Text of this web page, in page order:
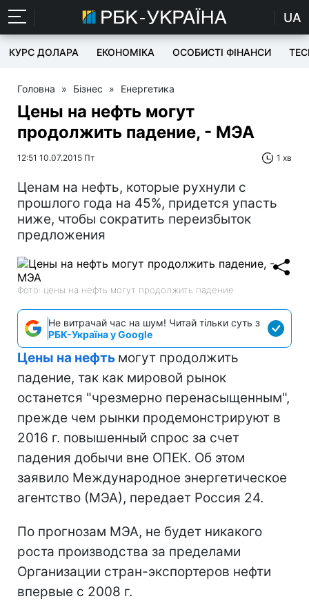
UA
КУРС ДОЛАРА ЕКОНОМІКА ОСОБИСТІ ФІНАНСИ
Головна » Бізнес » Енергетика
Цены на нефть могут
продолжить падение, - МЭА
12:51 10.07.2015 Пт 1 хв
Ценам на нефть, которые рухнули с
прошлого года на 45%, придется упасть
ниже, чтобы сократить переизбыток
предложения
Фото: цены на нефть могут продолжить падение
Не витрачай час на шум! Читай тільки суть з
РБК-Україна у Google
Цены на нефть могут продолжить
падение, так как мировой рынок
останется "чрезмерно перенасыщенным",
прежде чем рынки продемонстрируют в
2016 г. повышенный спрос за счет
падения добычи вне ОПЕК. Об этом
заявило Международное энергетическое
агентство (МЭА), передает Россия 24.
По прогнозам МЭА, не будет никакого
роста производства за пределами
Организации стран-экспортеров нефти
впервые с 2008 г.